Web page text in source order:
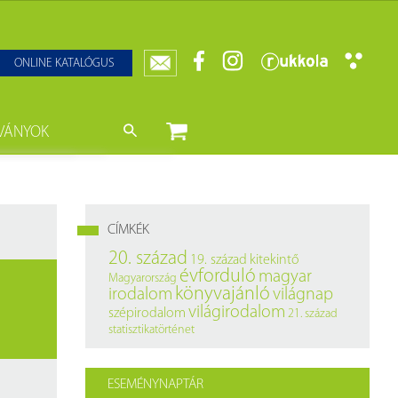
ONLINE KATALÓGUS
CÍMKÉK
20. század 19. század kitekintő
Magyarország évforduló magyar
irodalom könyvajánló világnap
szépirodalom világirodalom 21. század
statisztikatörténet
ESEMÉNYNAPTÁR